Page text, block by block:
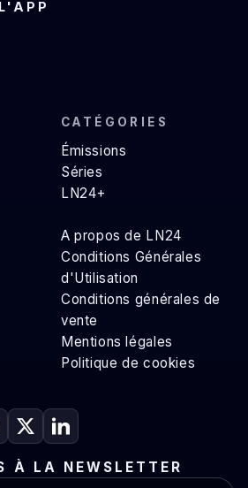
CATÉGORIES
Émissions
Séries
LN24+
A propos de LN24
Conditions Générales
d'Utilisation
Conditions générales de
vente
Mentions légales
Politique de cookies
À LA NEWSLETTER